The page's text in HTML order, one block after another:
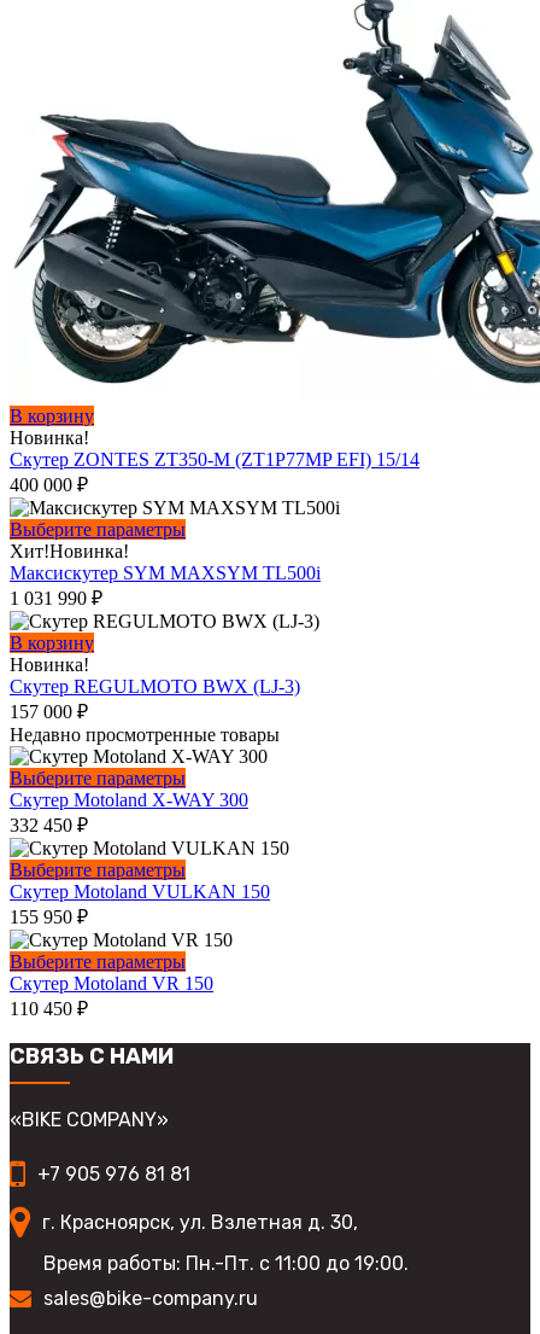
В корзину
Новинка!
Скутер ZONTES ZT350-M (ZT1P77MP EFI) 15/14
400 000 ₽
Выберите параметрыЭтот
имеет
вариаций.
выбрать
на
товара.
Хит!Новинка!
Максискутер SYM MAXSYM TL500i
1 031 990 ₽
В корзину
Новинка!
Скутер REGULMOTO BWX (LJ-3)
157 000 ₽
Недавно просмотренные товары
Выберите параметрыЭтот
товар
несколько
вариаций.
Опции
можно
выбрать
на
странице
товара.
Скутер Motoland X-WAY 300
332 450 ₽
Выберите параметрыЭтот
товар
несколько
вариаций.
Опции
можно
на
Скутер Motoland VULKAN 150
155 950 ₽
Выберите параметрыЭтот
товар
вариаций.
товара.
Скутер Motoland VR 150
110 450 ₽
СВЯЗЬ С НАМИ
«BIKE COMPANY»
+7 905 976 81 81
г. Красноярск, ул. Взлетная д. 30,
Время работы: Пн.-Пт. с 11:00 до 19:00.
sales@bike-company.ru